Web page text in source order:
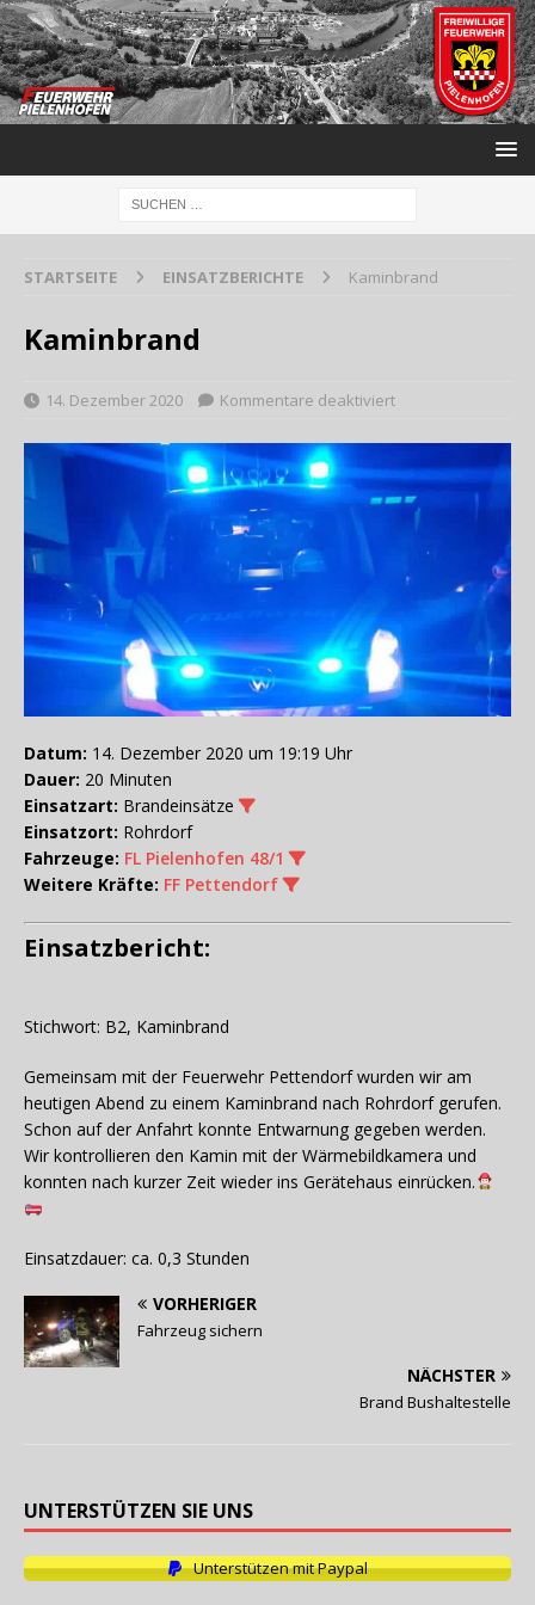
STARTSEITE EINSATZBERICHTE Kaminbrand
Kaminbrand
14. Dezember 2020 Kommentare deaktiviert
Datum: 14. Dezember 2020 um 19:19 Uhr
Dauer: 20 Minuten
Einsatzart: Brandeinsätze
Einsatzort: Rohrdorf
Fahrzeuge: FL Pielenhofen 48/1
Weitere Kräfte: FF Pettendorf
Einsatzbericht:
Stichwort: B2, Kaminbrand
Gemeinsam mit der Feuerwehr Pettendorf wurden wir am
heutigen Abend zu einem Kaminbrand nach Rohrdorf gerufen.
Schon auf der Anfahrt konnte Entwarnung gegeben werden.
Wir kontrollieren den Kamin mit der Wärmebildkamera und
konnten nach kurzer Zeit wieder ins Gerätehaus einrücken.
Einsatzdauer: ca. 0,3 Stunden
VORHERIGER
Fahrzeug sichern
NÄCHSTER
Brand Bushaltestelle
UNTERSTÜTZEN SIE UNS
Unterstützen mit Paypal